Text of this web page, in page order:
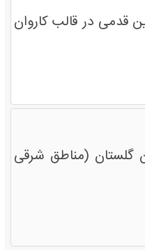
در قالب کاروان
گلستان (مناطق شرقی